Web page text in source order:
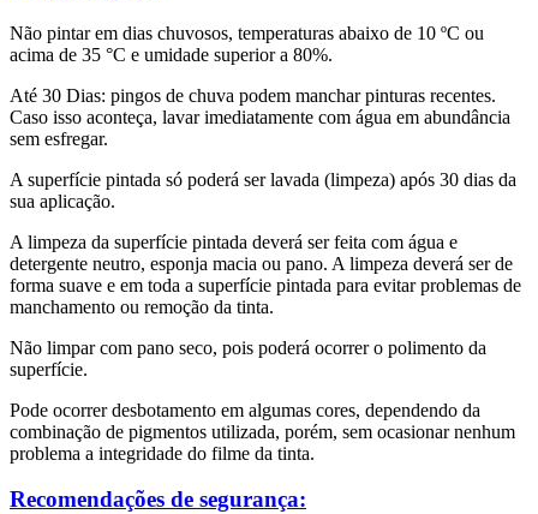
Não pintar em dias chuvosos, temperaturas abaixo de 10 ºC ou
acima de 35 °C e umidade superior a 80%.
Até 30 Dias: pingos de chuva podem manchar pinturas recentes.
Caso isso aconteça, lavarimediatamente com água em abundância
sem esfregar.
A superfície pintada só poderá ser lavada (limpeza) após 30 dias da
sua aplicação.
A limpeza da superfície pintada deverá ser feita com água e
detergente neutro, esponja macia ou pano. A limpeza deverá ser de
forma suave e em toda a superfície pintada para evitar problemas de
manchamento ou remoção da tinta.
Não limpar com pano seco, pois poderá ocorrer o polimento da
superfície.
Pode ocorrer desbotamento em algumas cores, dependendo da
combinação de pigmentos utilizada, porém, sem ocasionar nenhum
problema a integridade do filme da tinta.
Recomendações de segurança: